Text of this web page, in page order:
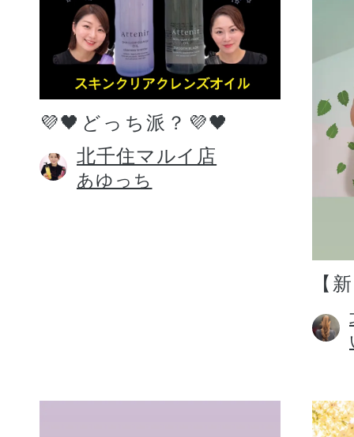
💜🖤どっち派？💜🖤
北千住マルイ店
あゆっち
【